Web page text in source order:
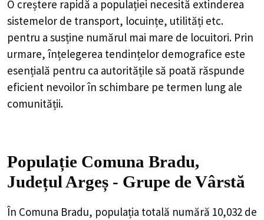
O creștere rapidă a populației necesită extinderea
sistemelor de transport, locuințe, utilități etc.
pentru a susține numărul mai mare de locuitori. Prin
urmare, înțelegerea tendințelor demografice este
esențială pentru ca autoritățile să poată răspunde
eficient nevoilor în schimbare pe termen lung ale
comunității.
Populație Comuna Bradu,
Județul Argeș - Grupe de Vârstă
În Comuna Bradu, populația totală numără 10,032 de